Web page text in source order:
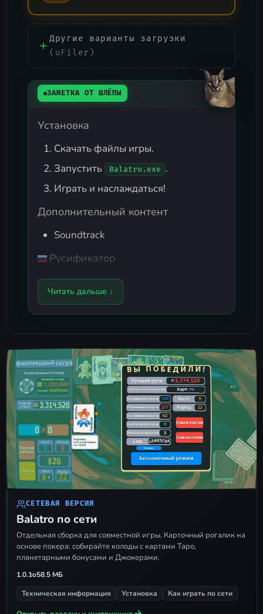
Другие варианты загрузки
(uFiler)
ЗАМЕТКА ОТ ШЛЁПЫ
Установка
Скачать файлы игры.
Запустить
Balatro.exe
.
Играть и наслаждаться!
Дополнительный контент
Soundtrack
Русификатор
Вышел улучшенный перевод
Nitablade выпустила
для карточной игрыBalatro.
официального перевода, но он очень
плох.
Скачать
русификатор можно по
следующей ссылке:
Скачать
русификатор
Читать дальше ↓
СЕТЕВАЯ ВЕРСИЯ
Balatro по сети
Отдельная сборка для совместной игры. Карточный рогалик на
основе покера: собирайте колоды с картами Таро,
планетарными бонусами и Джокерами.
1.0.1o58.5 МБ
Техническая информация
Установка Как играть по сети